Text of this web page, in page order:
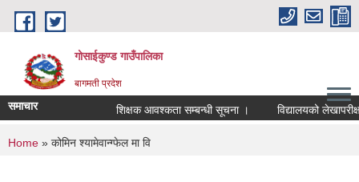
Skip to main content
गोसाईकुण्ड गाउँपालिका
बागमती प्रदेश
समाचार शिक्षक आवश्कता सम्बन्धी सूचना । विद्यालयको
You are here
Home » कोमिन श्यामेवान्ग्फेल मा वि